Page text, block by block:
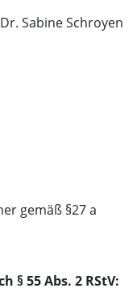
Sabine Schroyen
gemäß §27 a
55 Abs. 2 RStV: